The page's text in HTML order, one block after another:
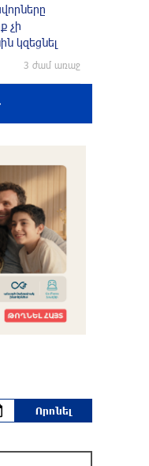
չի
կզեցնել
3 ժամ առաջ
է դեպի
և
շրջվել
են
2 ժամ առաջ
ամերիկյան
մասին